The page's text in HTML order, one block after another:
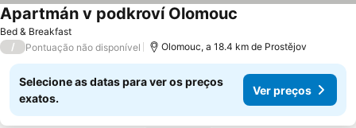
Bed & Breakfast
Apartmán v podkroví Olomouc
/ Pontuação não disponível Olomouc, a 18.4 km de Prostějov
Selecione as datas para ver os preços
exatos.
Ver preços